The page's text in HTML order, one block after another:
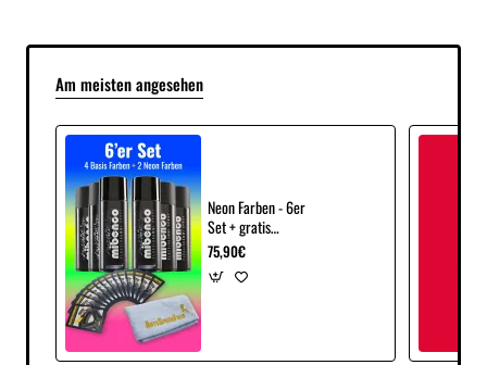
Am meisten angesehen
Neon Farben - 6er
Set + gratis
Fächerschablonen
und Microfasertuch
75,90€